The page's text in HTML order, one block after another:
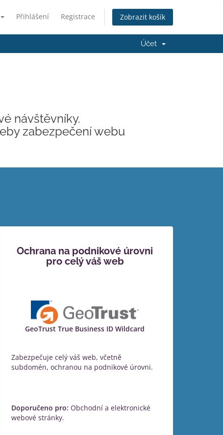
Přihlášení Registrace Zobrazit košík
Účet
návštěvníky.
zabezpečení webu
Ochrana na podnikové úrovni
pro celý váš web
GeoTrust True Business ID Wildcard
Zabezpečuje celý váš web, včetně
subdomén, ochranou na podnikové úrovni.
Doporučeno pro: Obchodní a elektronické
webové stránky.